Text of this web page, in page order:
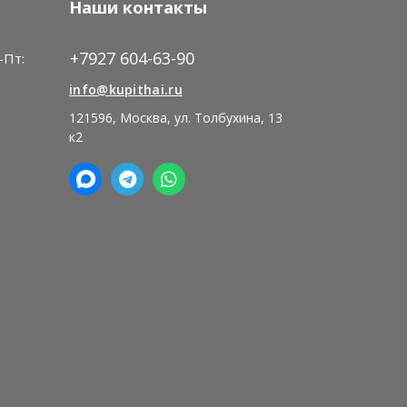
Наши контакты
+7927 604-63-90
info@kupithai.ru
121596, Москва, ул. Толбухина, 13
к2